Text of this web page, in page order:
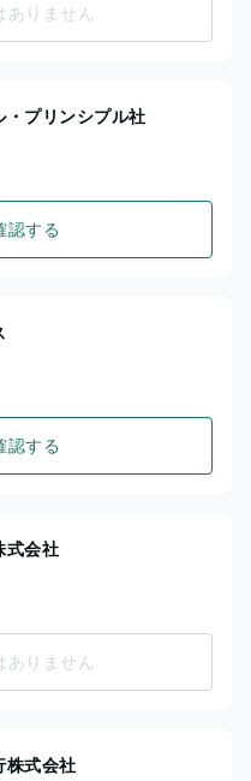
ありません
プリンシプル社
認する
認する
式会社
ありません
株式会社